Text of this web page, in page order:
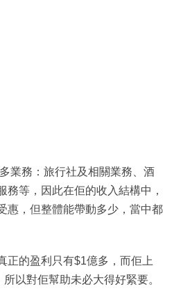
業務：旅行社及相關業務、酒
務等，因此在佢的收入結構中，
惠，但整體能帶動多少，當中都
正的盈利只有$1億多，而佢上
以對佢幫助未必大得好緊要。